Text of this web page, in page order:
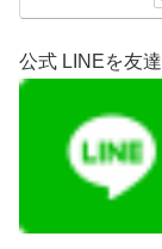
公式 LINEを友